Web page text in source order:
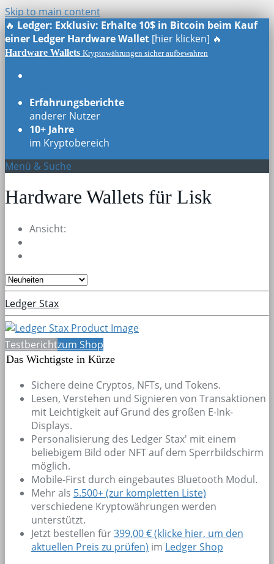
Skip to main content
🔥 Ledger: Exklusiv: Erhalte 10$ in Bitcoin beim Kauf
einer Ledger Hardware Wallet [hier klicken] 🔥
Hardware Wallets Kryptowährungen sicher aufbewahren
Erfahrungsberichte
anderer Nutzer
10+ Jahre
im Kryptobereich
Menü & Suche
Hardware Wallets für Lisk
Ansicht:
Ledger Stax
Testberichtzum Shop
Das Wichtigste in Kürze
Sichere deine Cryptos, NFTs, und Tokens.
Lesen, Verstehen und Signieren von Transaktionen
mit Leichtigkeit auf Grund des großen E-Ink-
Displays.
Personalisierung des Ledger Stax' mit einem
beliebigem Bild oder NFT auf dem Sperrbildschirm
möglich.
Mobile-First durch eingebautes Bluetooth Modul.
Mehr als 5.500+(zur kompletten Liste)
verschiedene Kryptowährungen werden
unterstützt.
Jetzt bestellen für399,00 € (klicke hier, um den
aktuellen Preis zu prüfen) im Ledger Shop